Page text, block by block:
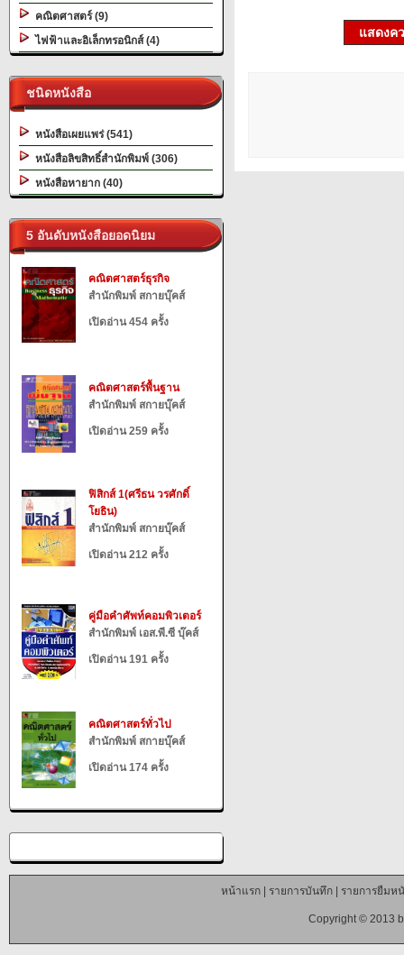
คณิตศาสตร์ (9)
ไฟฟ้าและอิเล็กทรอนิกส์ (4)
ชนิดหนังสือ
หนังสือเผยแพร่ (541)
หนังสือลิขสิทธิ์สำนักพิมพ์ (306)
หนังสือหายาก (40)
5 อันดับหนังสือยอดนิยม
คณิตศาสตร์ธุรกิจ
สำนักพิมพ์ สกายบุ๊คส์
เปิดอ่าน 454 ครั้ง
คณิตศาสตร์พื้นฐาน
สำนักพิมพ์ สกายบุ๊คส์
เปิดอ่าน 259 ครั้ง
ฟิสิกส์ 1(ศรีธน วรศักดิ์
โยธิน)
สำนักพิมพ์ สกายบุ๊คส์
เปิดอ่าน 212 ครั้ง
คู่มือคำศัพท์คอมพิวเตอร์
สำนักพิมพ์ เอส.พี.ซี บุ๊คส์
เปิดอ่าน 191 ครั้ง
คณิตศาสตร์ทั่วไป
สำนักพิมพ์ สกายบุ๊คส์
เปิดอ่าน 174 ครั้ง
แสดงค
หน้าแรก| รายการบันทึก| รายการยืมห
Copyright © 2013